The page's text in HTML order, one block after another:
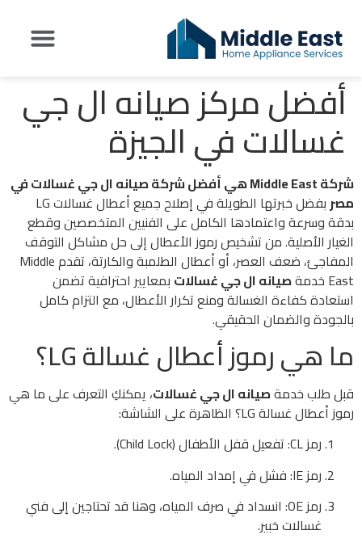
أفضل مركز صيانه ال جي
غسالات في الجيزة
شركة Middle East هي أفضل شركة صيانه ال جي غسالات في
مصر
بفضل خبرتها الطويلة في إصلاح جميع أعطال غسالات LG
بدقة وسرعة واعتمادها الكامل على الفنيين المتخصصين وقطع
الغيار الأصلية. من تشخيص رموز الأعطال إلى حل مشاكل التوقف
المفاجئ، ضعف العصر، أو أعطال الطلمبة والكارتة، تقدم Middle
East خدمة
صيانه ال جي غسالات بمعايير احترافية تضمن
استعادة كفاءة الغسالة ومنع تكرار الأعطال، مع التزام كامل
بالجودة والضمان الحقيقي.
ما هي رموز أعطال غسالة LG؟
قبل طلب خدمةصيانه ال جي غسالات، يمكنكِ التعرف على ما هي
رموز أعطال غسالة LG؟ الظاهرة على الشاشة:
رمز CL: تفعيل قفل الأطفال (Child Lock).
رمز IE: فشل في إمداد المياه.
رمز OE: انسداد في صرف المياه، وهنا قد تحتاجين إلى فني
غسالات خبير.